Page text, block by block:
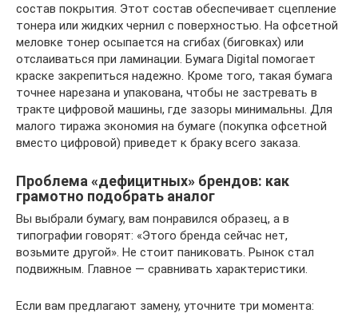
состав покрытия. Этот состав обеспечивает сцепление
тонера или жидких чернил с поверхностью. На офсетной
меловке тонер осыпается на сгибах (биговках) или
отслаиваться при ламинации. Бумага Digital помогает
краске закрепиться надежно. Кроме того, такая бумага
точнее нарезана и упакована, чтобы не застревать в
тракте цифровой машины, где зазоры минимальны. Для
малого тиража экономия на бумаге (покупка офсетной
вместо цифровой) приведет к браку всего заказа.
Проблема «дефицитных» брендов: как
грамотно подобрать аналог
Вы выбрали бумагу, вам понравился образец, а в
типографии говорят: «Этого бренда сейчас нет,
возьмите другой». Не стоит паниковать. Рынок стал
подвижным. Главное — сравнивать характеристики.
Если вам предлагают замену, уточните три момента: